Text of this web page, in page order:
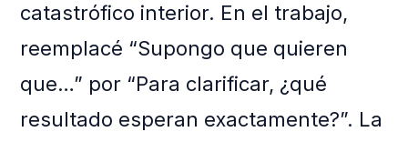
catastrófico interior. En el trabajo,
reemplacé “Supongo que quieren
que…” por “Para clarificar, ¿qué
resultado esperan exactamente?”. La